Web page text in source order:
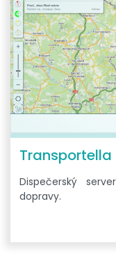
Transportella
Dispečerský
dopravy.